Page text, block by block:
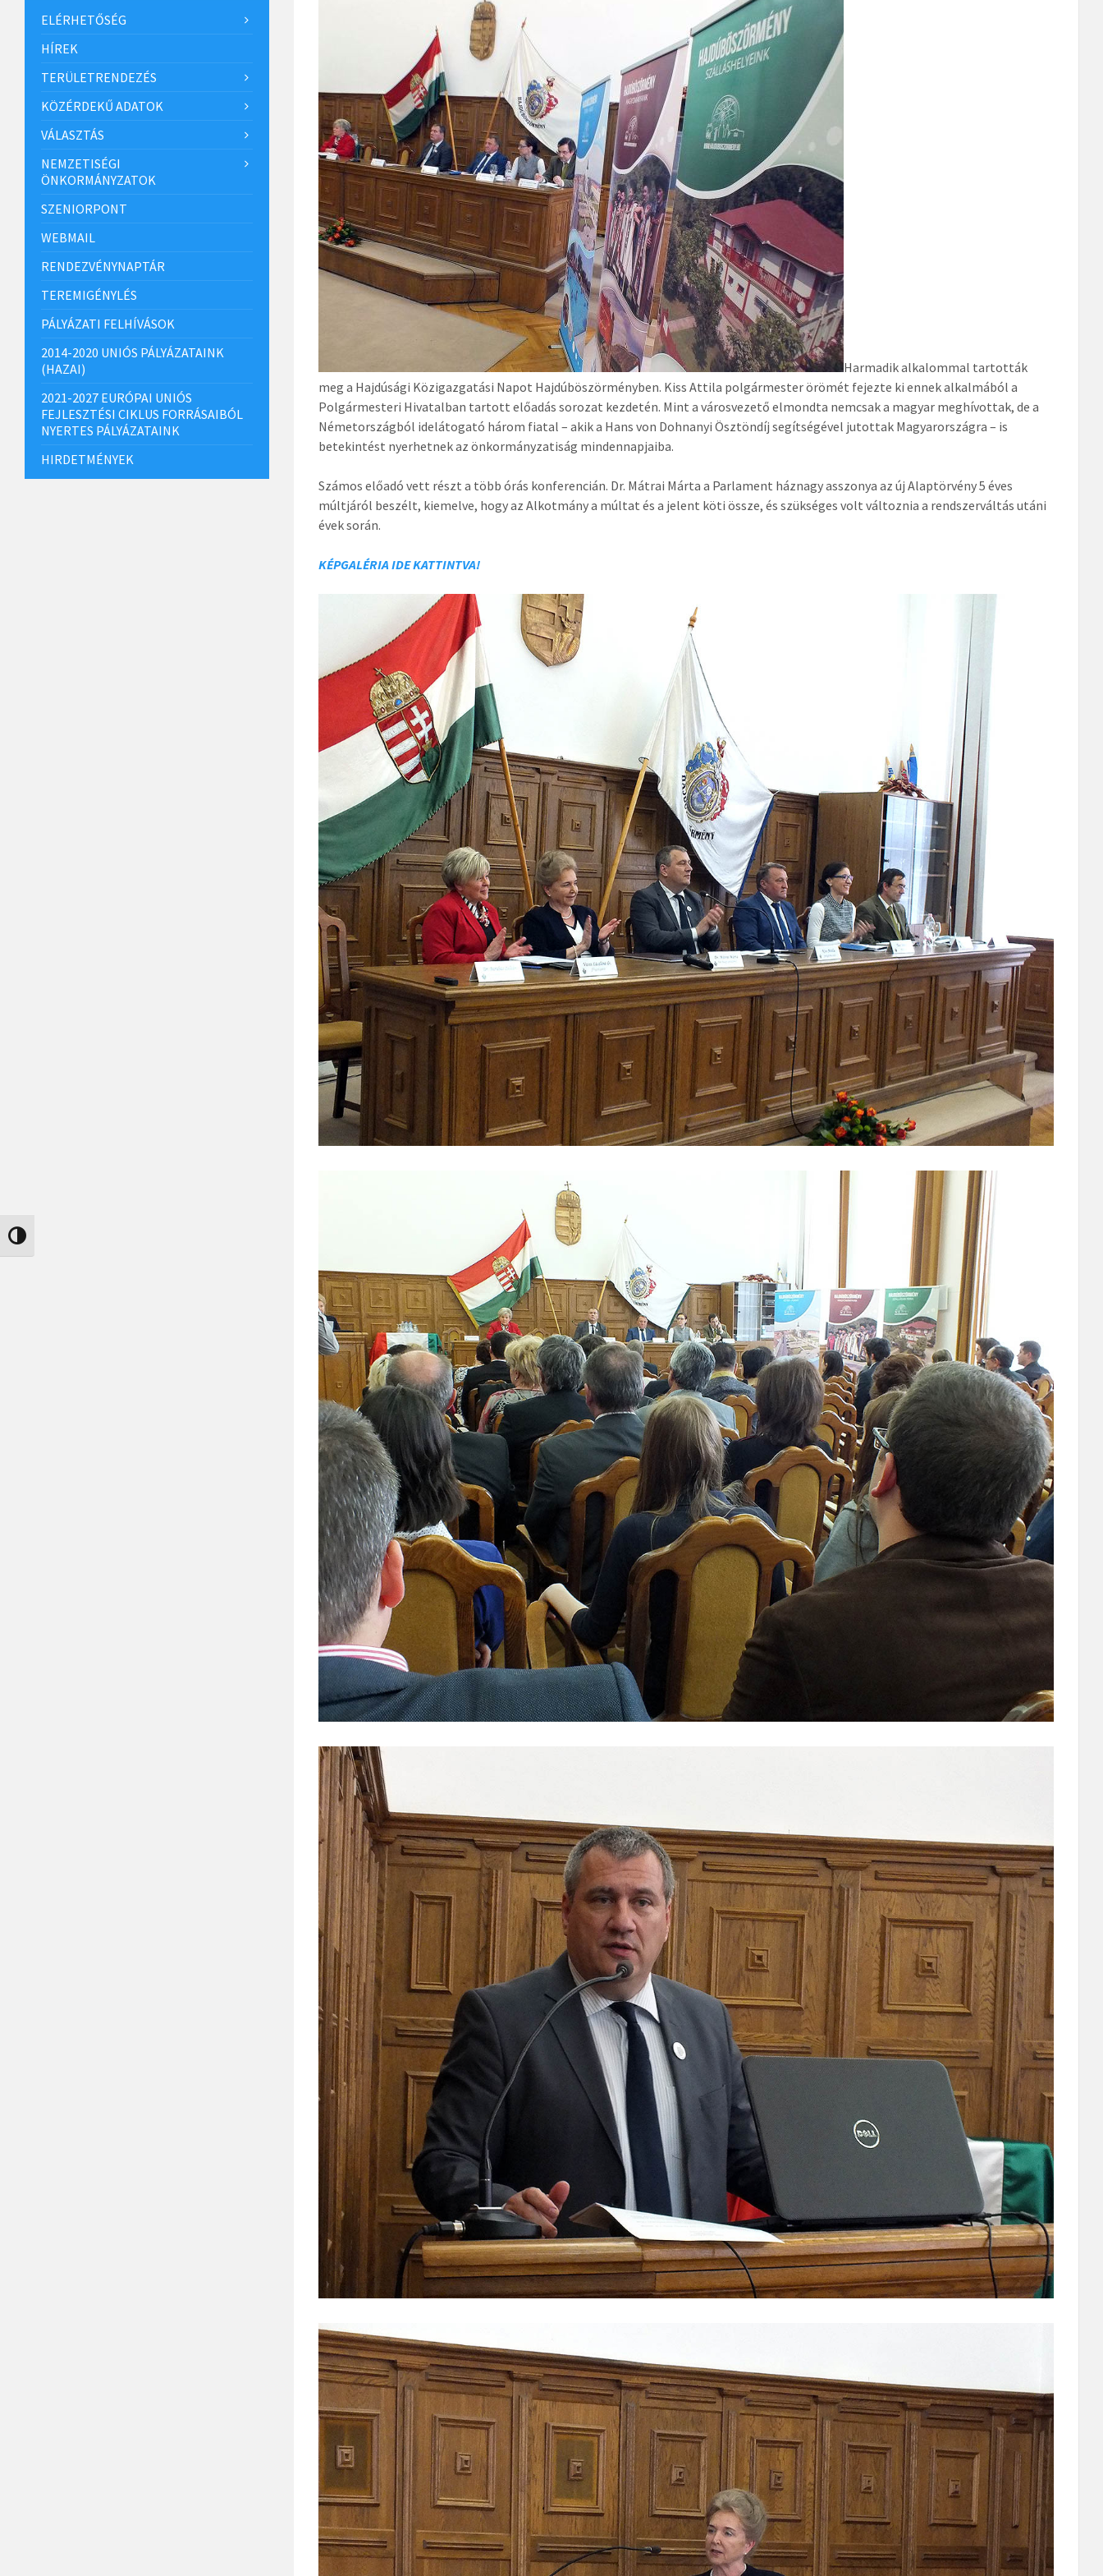
Nagy kontraszt váltása
Harmadik alkalommal tartották
meg a Hajdúsági Közigazgatási Napot Hajdúböszörményben. Kiss Attila polgármester örömét fejezte ki ennek alkalmából a
Polgármesteri Hivatalban tartott előadás sorozat kezdetén. Mint a városvezető elmondta nemcsak a magyar meghívottak, de a
Németországból idelátogató három fiatal – akik a Hans von Dohnanyi Ösztöndíj segítségével jutottak Magyarországra – is
betekintést nyerhetnek az önkormányzatiság mindennapjaiba.
Számos előadó vett részt a több órás konferencián. Dr. Mátrai Márta a Parlament háznagy asszonya az új Alaptörvény 5 éves
múltjáról beszélt, kiemelve, hogy az Alkotmány a múltat és a jelent köti össze, és szükséges volt változnia a rendszerváltás utáni
évek során.
KÉPGALÉRIA IDE KATTINTVA!
ELÉRHETŐSÉG
HÍREK
TERÜLETRENDEZÉS
KÖZÉRDEKŰ ADATOK
VÁLASZTÁS
NEMZETISÉGI
ÖNKORMÁNYZATOK
SZENIORPONT
WEBMAIL
RENDEZVÉNYNAPTÁR
TEREMIGÉNYLÉS
PÁLYÁZATI FELHÍVÁSOK
2014-2020 UNIÓS PÁLYÁZATAINK
(HAZAI)
2021-2027 EURÓPAI UNIÓS
FEJLESZTÉSI CIKLUS FORRÁSAIBÓL
NYERTES PÁLYÁZATAINK
HIRDETMÉNYEK